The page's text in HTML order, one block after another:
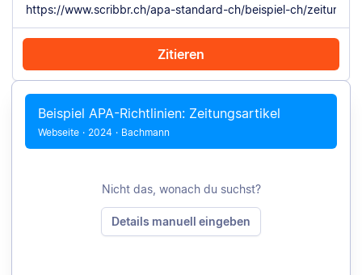
Zitieren
Mit Chrome zitieren Manuell zitieren
Beispiel APA-Richtlinien: Zeitungsartikel
Webseite · 2024 · Bachmann
Nicht das, wonach du suchst?
Details manuell eingeben